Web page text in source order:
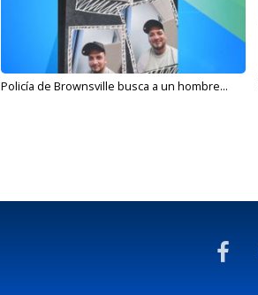
Policía de Brownsville busca a un hombre...